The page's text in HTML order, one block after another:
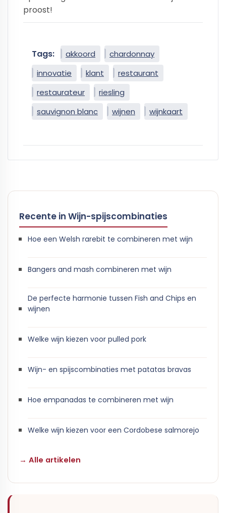
proost!
Tags: akkoord
chardonnay
innovatie
klant
restaurant
restaurateur
riesling
sauvignon blanc
wijnen wijnkaart
Recente in Wijn-spijscombinaties
Hoe een Welsh rarebit te combineren met wijn
Bangers and mash combineren met wijn
De perfecte harmonie tussen Fish and Chips en
wijnen
Welke wijn kiezen voor pulled pork
Wijn- en spijscombinaties met patatas bravas
Hoe empanadas te combineren met wijn
Welke wijn kiezen voor een Cordobese salmorejo
→ Alle artikelen